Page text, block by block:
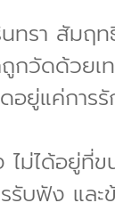
า สัมฤทธิ
วัดด้วยเ
อยู่แค่กา
ไม่ได้อยู่
รับฟัง แล